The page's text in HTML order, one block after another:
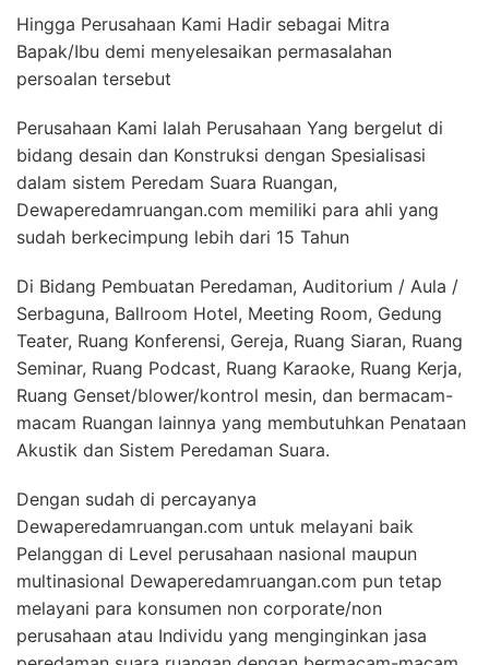
Hingga Perusahaan Kami Hadir sebagai Mitra
Bapak/Ibu demi menyelesaikan permasalahan
persoalan tersebut
Perusahaan Kami Ialah Perusahaan Yang bergelut di
bidang desain dan Konstruksi dengan Spesialisasi
dalam sistem Peredam Suara Ruangan,
Dewaperedamruangan.com memiliki para ahli yang
sudah berkecimpung lebih dari 15 Tahun
Di Bidang Pembuatan Peredaman, Auditorium / Aula /
Serbaguna, Ballroom Hotel, Meeting Room, Gedung
Teater, Ruang Konferensi, Gereja, Ruang Siaran, Ruang
Seminar, Ruang Podcast, Ruang Karaoke, Ruang Kerja,
Ruang Genset/blower/kontrol mesin, dan bermacam-
macam Ruangan lainnya yang membutuhkan Penataan
Akustik dan Sistem Peredaman Suara.
Dengan sudah di percayanya
Dewaperedamruangan.com untuk melayani baik
Pelanggan di Level perusahaan nasional maupun
multinasional Dewaperedamruangan.com pun tetap
melayani para konsumen non corporate/non
perusahaan atau Individu yang menginginkan jasa